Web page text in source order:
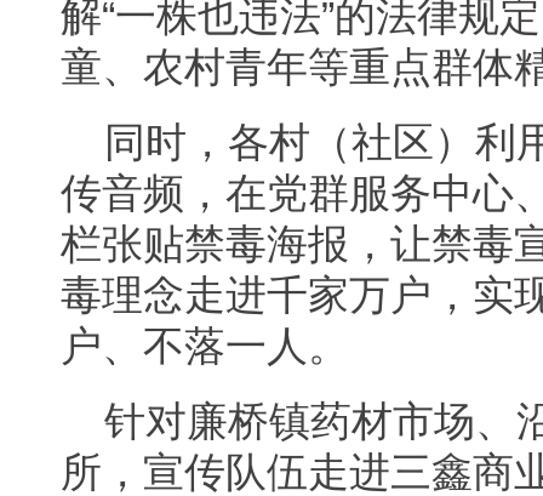
解“一株也违法”的法律规
童、农村青年等重点群体
同时，各村（社区）利
传音频，在党群服务中心
栏张贴禁毒海报，让禁毒
毒理念走进千家万户，实
户、不落一人。
针对廉桥镇药材市场、
所，宣传队伍走进三鑫商